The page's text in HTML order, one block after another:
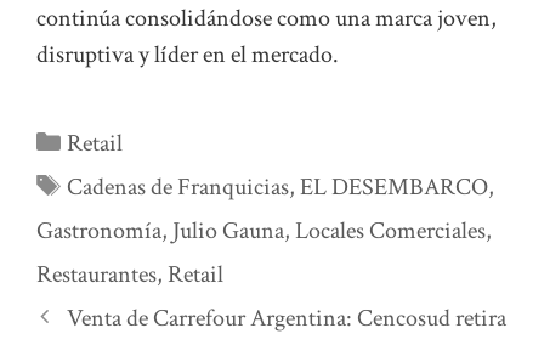
continúa consolidándose como una marca joven,
disruptiva y líder en el mercado.
Categorías
Retail
Etiquetas
Cadenas de Franquicias,EL DESEMBARCO,
Gastronomía, Julio Gauna,Locales Comerciales,
Restaurantes, Retail
Venta de Carrefour Argentina: Cencosud retira